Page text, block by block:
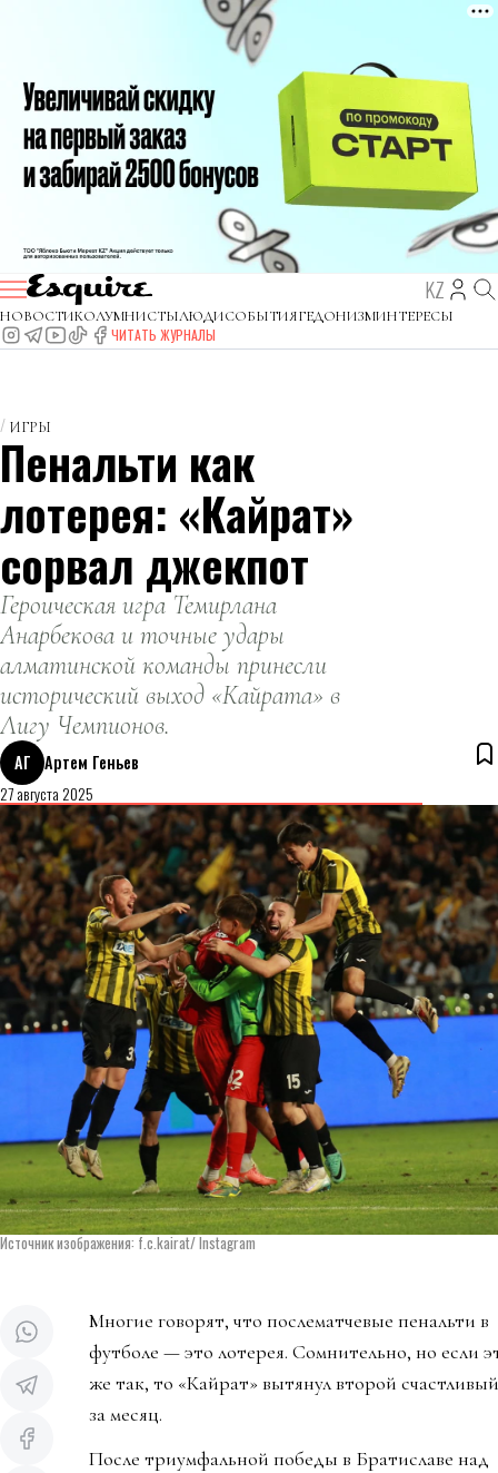
KZ
НОВОСТИКОЛУМНИСТЫЛЮДИСОБЫТИЯГЕДОНИЗМИНТЕРЕСЫ
ЧИТАТЬ ЖУРНАЛЫ
ИГРЫ
Пенальти как
лотерея: «Кайрат»
сорвал джекпот
Героическая игра Темирлана
Анарбекова и точные удары
алматинской команды принесли
исторический выход «Кайрата» в
Лигу Чемпионов.
АГ
Артем Геньев
27 августа 2025
Источник изображения: f.c.kairat/ Instagram
Многие говорят, что послематчевые пенальти в
футболе — это лотерея. Сомнительно, но если
же так, то «Кайрат» вытянул второй
за месяц.
После триумфальной победы в Братиславе над